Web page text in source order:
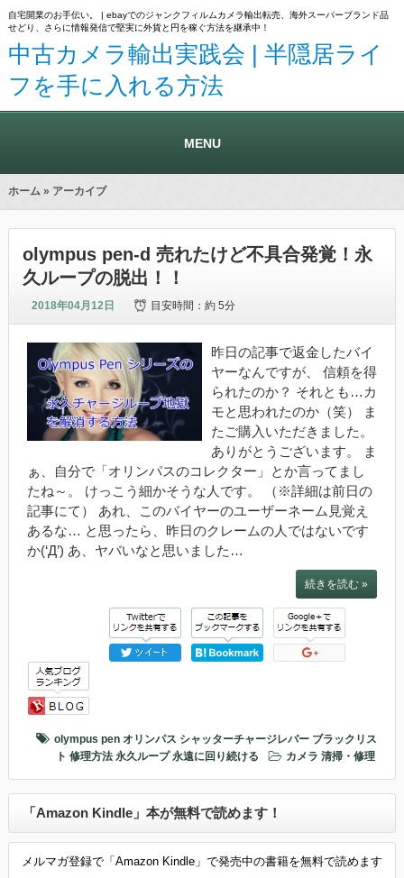
自宅開業のお手伝い。 | ebayでのジャンクフィルムカメラ輸出転売、海外スーパーブランド品
せどり、さらに情報発信で堅実に外貨と円を稼ぐ方法を継承中！
中古カメラ輸出実践会 | 半隠居ライ
フを手に入れる方法
MENU
ホーム» アーカイブ
olympus pen-d 売れたけど不具合発覚！永
久ループの脱出！！
2018年04月12日 目安時間：約 5分
昨日の記事で返金したバイ
ヤーなんですが、 信頼を得
られたのか？ それとも…カ
モと思われたのか（笑） ま
たご購入いただきました。
ありがとうございます。 ま
ぁ、自分で「オリンパスのコレクター」とか言ってまし
たね～。 けっこう細かそうな人です。 （※詳細は前日の
記事にて） あれ、このバイヤーのユーザーネーム見覚え
あるな… と思ったら、昨日のクレームの人ではないです
か(‘Д’) あ、ヤバいなと思いました…
続きを読む »
olympus pen オリンパス シャッターチャージレバー ブラックリス
ト 修理方法 永久ループ 永遠に回り続ける カメラ 清掃・修理
「Amazon Kindle」本が無料で読めます！
メルマガ登録で「Amazon Kindle」で発売中の書籍を無料で読めます